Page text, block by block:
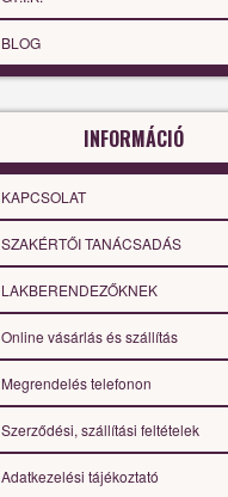
BLOG
INFORMÁCIÓ
KAPCSOLAT
SZAKÉRTŐI TANÁCSADÁS
LAKBERENDEZŐKNEK
Online vásárlás és szállítás
Megrendelés telefonon
Szerződési, szállítási feltételek
Adatkezelési tájékoztató